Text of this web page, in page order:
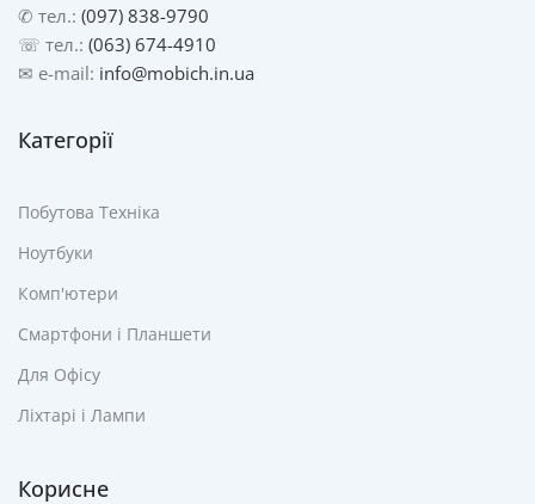
✆ тел.: (097) 838-9790
☏ тел.: (063) 674-4910
✉ e-mail: info@mobich.in.ua
Категорії
Побутова Техніка
Ноутбуки
Комп'ютери
Смартфони і Планшети
Для Офісу
Ліхтарі і Лампи
Корисне